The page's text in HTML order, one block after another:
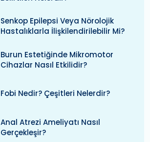
Senkop Epilepsi Veya Nörolojik
Hastalıklarla İlişkilendirilebilir Mi?
Burun Estetiğinde Mikromotor
Cihazlar Nasıl Etkilidir?
Fobi Nedir? Çeşitleri Nelerdir?
Anal Atrezi Ameliyatı Nasıl
Gerçekleşir?